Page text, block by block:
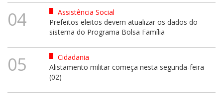
04
Assistência Social
Prefeitos eleitos devem atualizar os dados do
sistema do Programa Bolsa Família
05
Cidadania
Alistamento militar começa nesta segunda-feira
(02)